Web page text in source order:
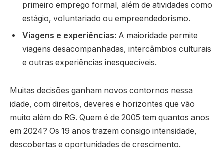
primeiro emprego formal, além de atividades como
estágio, voluntariado ou empreendedorismo.
Viagens e experiências: A maioridade permite
viagens desacompanhadas, intercâmbios culturais
e outras experiências inesquecíveis.
Muitas decisões ganham novos contornos nessa
idade, com direitos, deveres e horizontes que vão
muito além do RG. Quem é de 2005 tem quantos anos
em 2024? Os 19 anos trazem consigo intensidade,
descobertas e oportunidades de crescimento.